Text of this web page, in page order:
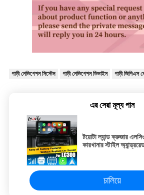
গাড়ী নেভিগেশন সিস্টেম গাড়ী নেভিগেশন ডিভাইস গাড়ী জিপিএস
এর সেরা মূল্য পান
টয়োটা ল্যান্ড ক্রুজার
কারখানার স্টাইল
চালিয়ে